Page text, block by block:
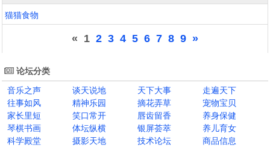
猫猫食物
« 1 2 3 4 5 6 7 8 9 »
论坛分类
音乐之声
谈天说地 天下大事
走遍天下
往事如风
精神乐园 摘花弄草
宠物宝贝
家长里短
笑口常开 唇齿留香
养身保健
琴棋书画
体坛纵横 银屏荟萃
养儿育女
科学殿堂
摄影天地 技术论坛
商品信息